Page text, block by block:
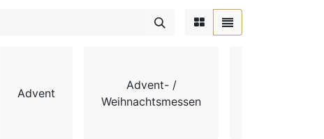
Advent
Advent- /
Weihnachtsmessen